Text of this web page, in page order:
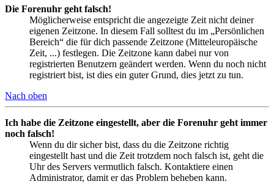
Die Forenuhr geht falsch!
Möglicherweise entspricht die angezeigte Zeit nicht deiner
eigenen Zeitzone. In diesem Fall solltest du im „Persönlichen
Bereich“ die für dich passende Zeitzone (Mitteleuropäische
Zeit, ...) festlegen. Die Zeitzone kann dabei nur von
registrierten Benutzern geändert werden. Wenn du noch nicht
registriert bist, ist dies ein guter Grund, dies jetzt zu tun.
Nach oben
Ich habe die Zeitzone eingestellt, aber die Forenuhr geht immer
noch falsch!
Wenn du dir sicher bist, dass du die Zeitzone richtig
eingestellt hast und die Zeit trotzdem noch falsch ist, geht die
Uhr des Servers vermutlich falsch. Kontaktiere einen
Administrator, damit er das Problem beheben kann.